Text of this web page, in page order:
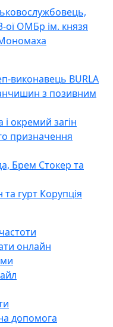
ої ОМБр ім. князя
виконавець BURLA
з позивним
і окремий загін
призначення
Брем Стокер та
гурт Корупція
онлайн
допомога